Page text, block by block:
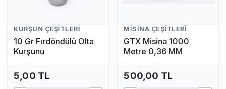
KURŞUN ÇEŞITLERI
10 Gr Fırdöndülü Olta
Kurşunu
5,00 TL
MISINA ÇEŞITLERI
GTX Misina 1000
Metre 0,36 MM
500,00 TL